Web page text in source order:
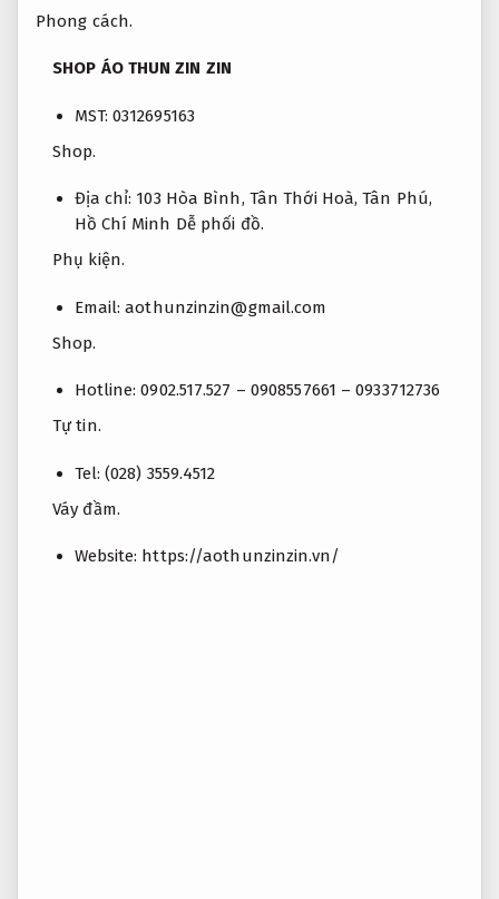
Phong cách.
SHOP ÁO THUN ZIN ZIN
MST: 0312695163
Shop.
Địa chỉ: 103 Hòa Bình, Tân Thới Hoà, Tân Phú,
Hồ Chí Minh Dễ phối đồ.
Phụ kiện.
Email:aothunzinzin@gmail.com
Shop.
Hotline: 0902.517.527 – 0908557661 – 0933712736
Tự tin.
Tel: (028) 3559.4512
Váy đầm.
Website: https://aothunzinzin.vn/